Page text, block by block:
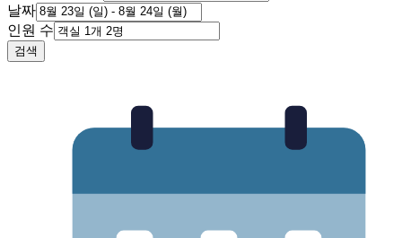
날짜
인원 수
검색